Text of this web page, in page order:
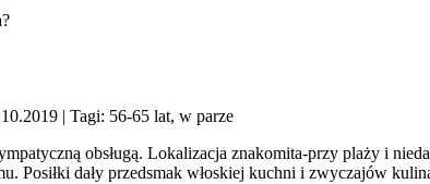
| Tagi: 56-65 lat, w parze
obsługą. Lokalizacja znakomita-przy plaży i
Posiłki dały przedsmak włoskiej kuchni i zwyczajów